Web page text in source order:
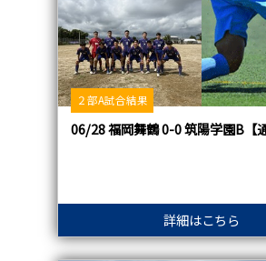
２部A試合結果
06/28 福岡舞鶴 0-0 筑陽学園B【
詳細はこちら